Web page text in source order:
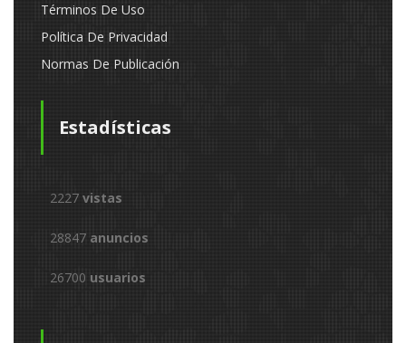
Términos De Uso
Política De Privacidad
Normas De Publicación
Estadísticas
2227 vistas
28847 anuncios
26700 usuarios